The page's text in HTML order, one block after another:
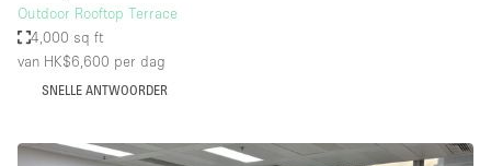
Outdoor Rooftop Terrace
4,000 sq ft
van HK$6,600 per dag
SNELLE ANTWOORDER